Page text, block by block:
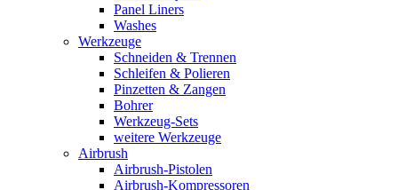
Panel Liners
Washes
Werkzeuge
Schneiden & Trennen
Schleifen & Polieren
Pinzetten & Zangen
Bohrer
Werkzeug-Sets
weitere Werkzeuge
Airbrush
Airbrush-Pistolen
Airbrush-Kompressoren